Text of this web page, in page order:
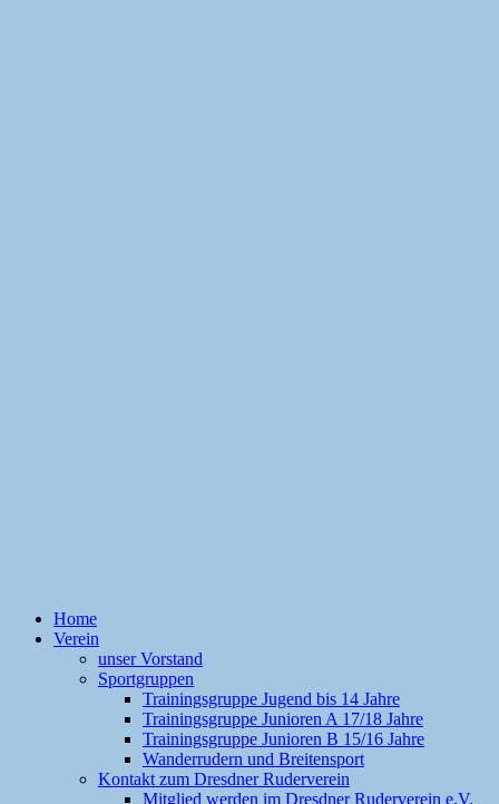
Home
Verein
unser Vorstand
Sportgruppen
Trainingsgruppe Jugend bis 14 Jahre
Trainingsgruppe Junioren A 17/18 Jahre
Trainingsgruppe Junioren B 15/16 Jahre
Wanderrudern und Breitensport
Kontakt zum Dresdner Ruderverein
Mitglied werden im Dresdner Ruderverein e.V.